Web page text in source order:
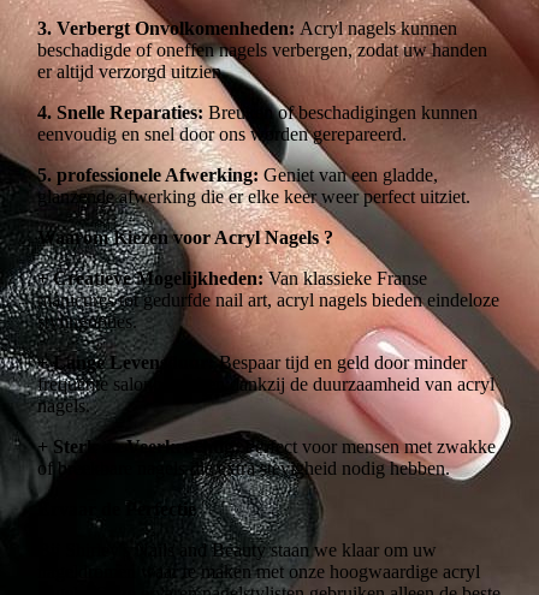
3. Verbergt Onvolkomenheden: Acryl nagels kunnen
beschadigde of oneffen nagels verbergen, zodat uw handen
er altijd verzorgd uitzien.
4. Snelle Reparaties:Breuken of beschadigingen kunnen
eenvoudig en snel door ons worden gerepareerd.
5. professionele Afwerking:Geniet van een gladde,
glanzende afwerking die er elke keer weer perfect uitziet.
Waarom Kiezen voor Acryl Nagels ?
+ Creatieve Mogelijkheden:Van klassieke Franse
manicures tot gedurfde nail art, acryl nagels bieden eindeloze
stylingopties.
+ Lange Levensduur:Bespaar tijd en geld door minder
frequente salonbezoeken dankzij de duurzaamheid van acryl
nagels.
+ Sterk en Veerkrachtig: Perfect voor mensen met zwakke
of breekbare nagels die extra stevigheid nodig hebben.
Ervaar de Perfectie
Bij Shirley's Nails and Beauty staan we klaar om uw
nageldromen waar te maken met onze hoogwaardige acryl